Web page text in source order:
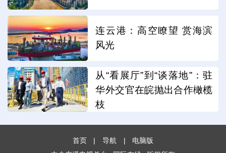
连云港：高空瞭望 赏海滨
风光
从“看展厅”到“谈落地”：驻
华外交官在皖抛出合作橄榄
枝
首页 | 导航 |
电脑版